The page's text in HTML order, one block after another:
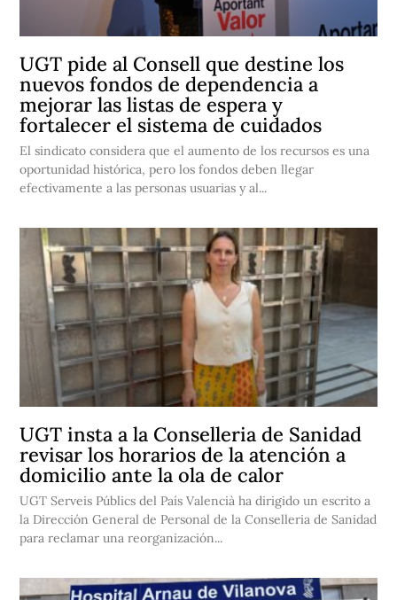
UGT pide al Consell que destine los
nuevos fondos de dependencia a
mejorar las listas de espera y
fortalecer el sistema de cuidados
El sindicato considera que el aumento de los recursos es una
oportunidad histórica, pero los fondos deben llegar
efectivamente a las personas usuarias y al...
UGT insta a la Conselleria de Sanidad
revisar los horarios de la atención a
domicilio ante la ola de calor
UGT Serveis Públics del País Valencià ha dirigido un escrito a
la Dirección General de Personal de la Conselleria de Sanidad
para reclamar una reorganización...